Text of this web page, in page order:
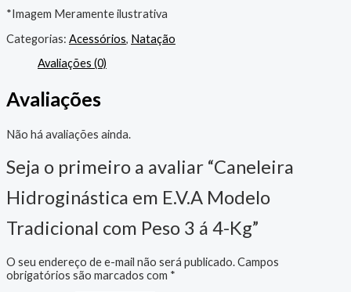
*Imagem Meramente ilustrativa
Categorias: Acessórios, Natação
Avaliações (0)
Avaliações
Não há avaliações ainda.
Seja o primeiro a avaliar “Caneleira
Hidroginástica em E.V.A Modelo
Tradicional com Peso 3 á 4-Kg”
O seu endereço de e-mail não será publicado.Campos
obrigatórios são marcados com *